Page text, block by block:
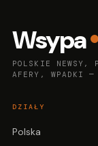
Wsypa
POLSKIE NEWSY,
AFERY, WPADKI —
DZIAŁY
Polska